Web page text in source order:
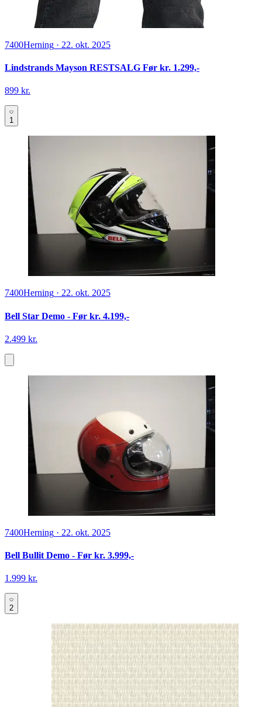
7400Herning · 22. okt. 2025
Lindstrands Mayson RESTSALG Før kr. 1.299,-
899 kr.
1
7400Herning · 22. okt. 2025
Bell Star Demo - Før kr. 4.199,-
2.499 kr.
7400Herning · 22. okt. 2025
Bell Bullit Demo - Før kr. 3.999,-
1.999 kr.
2